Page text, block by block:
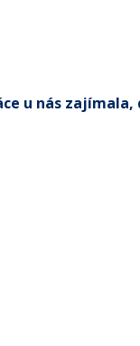
u nás zajímala,